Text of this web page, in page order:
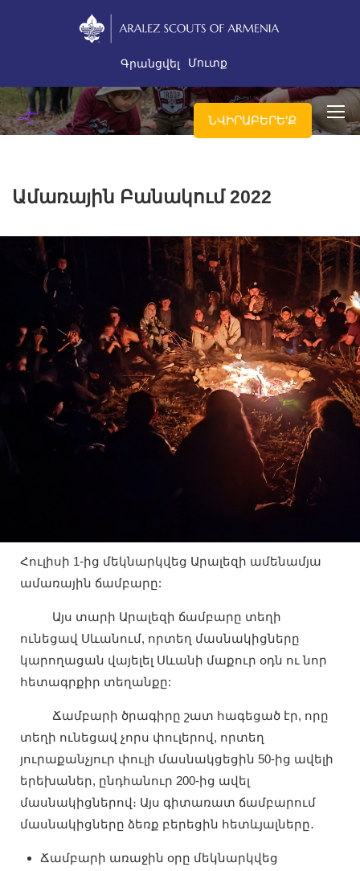
Գրանցվել Մուտք
ՆՎԻՐԱԲԵՐԵ'Ք
Ամառային Բանակում 2022
Հուլիսի 1-ից մեկնարկվեց Արալեզի ամենամյա
ամառային ճամբարը:
Այս տարի Արալեզի ճամբարը տեղի
ունեցավ Սևանում, որտեղ մասնակիցները
կարողացան վայելել Սևանի մաքուր օդն ու նոր
հետագրքիր տեղանքը:
Ճամբարի ծրագիրը շատ հագեցած էր, որը
տեղի ունեցավ չորս փուլերով, որտեղ
յուրաքանչյուր փուլի մասնակցեցին 50-ից ավելի
երեխաներ, ընդհանուր 200-ից ավել
մասնակիցներով։ Այս գիտառատ ճամբարում
մասնակիցները ձեռք բերեցին հետևյալները․
Ճամբարի առաջին օրը մեկնարկվեց